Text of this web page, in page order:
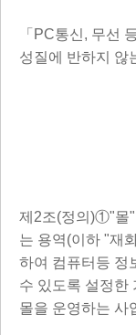
「PC통신, 무선
성질에 반하지 않
제2조(정의)①"몰"
는 용역(이하 "재
하여 컴퓨터등 정
수 있도록 설정한
몰을 운영하는 사